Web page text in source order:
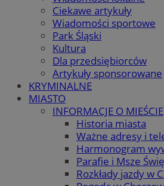
Ciekawe artykuły
Wiadomości sportowe
Park Śląski
Kultura
Dla przedsiębiorców
Artykuły sponsorowane
KRYMINALNE
MIASTO
INFORMACJE O MIEŚCIE
Historia miasta
Ważne adresy i
Harmonogram
Parafie i Msze
Rozkłady jazdy w